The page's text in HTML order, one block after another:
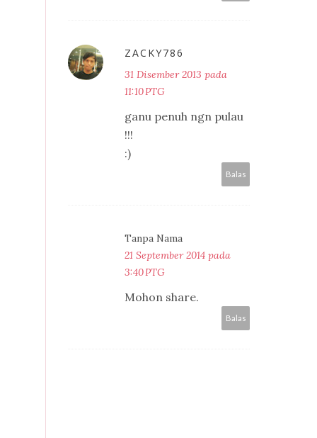
ZACKY786
31 Disember 2013 pada
11:10 PTG
ganu penuh ngn pulau
!!!
:)
Balas
Tanpa Nama
21 September 2014 pada
3:40 PTG
Mohon share.
Balas